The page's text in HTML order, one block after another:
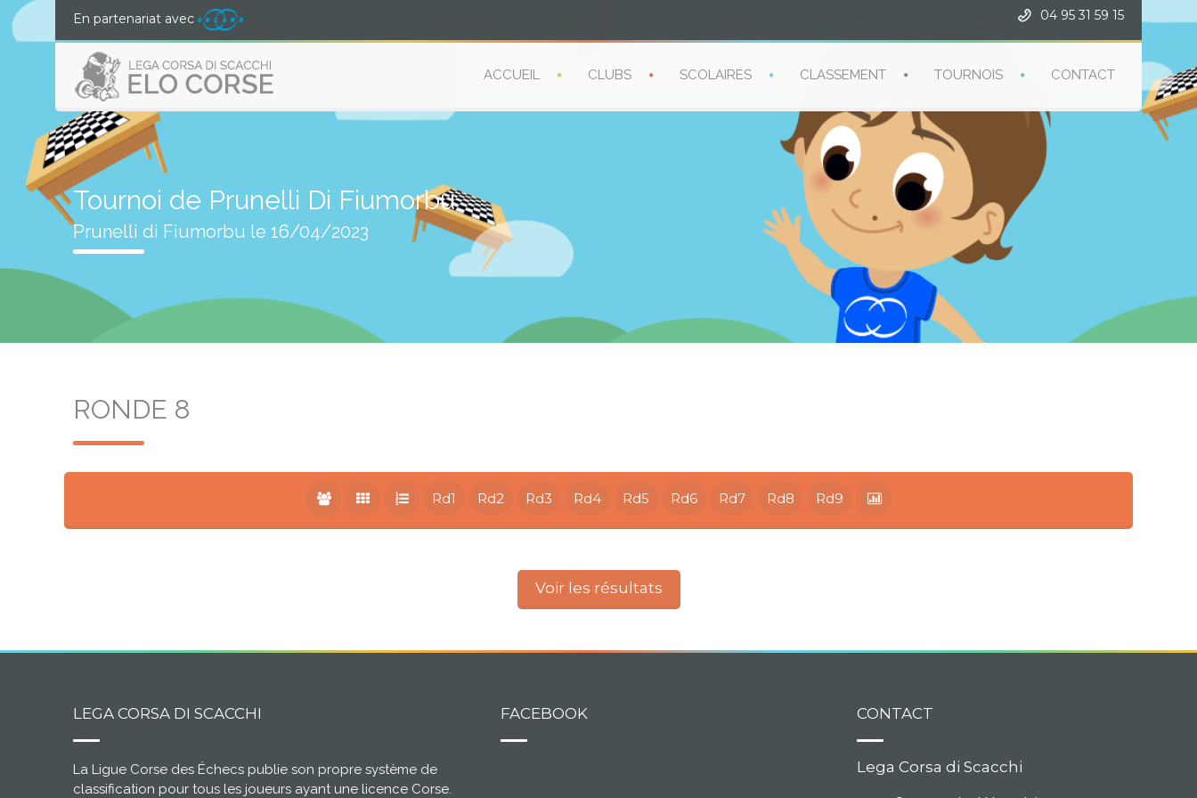
En partenariat avec 04 95 31 59 15
ACCUEIL CLUBS SCOLAIRES CLASSEMENT TOURNOIS CONTACT
Tournoi de Prunelli Di Fiumorbu
Prunelli di Fiumorbu le 16/04/2023
RONDE 8
Rd1 Rd2 Rd3 Rd4 Rd5 Rd6 Rd7 Rd8 Rd9
Voir les résultats
LEGA CORSA DI SCACCHI
La Ligue Corse des Échecs publie son propre système de
classification pour tous les joueurs ayant une licence Corse.
FACEBOOK CONTACT
Lega Corsa di Scacchi